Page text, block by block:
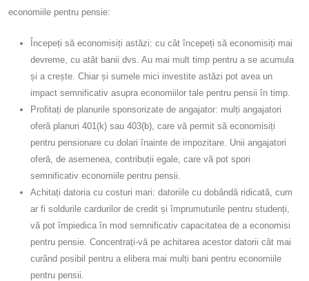
economiile pentru pensie:
Începeți să economisiți astăzi: cu cât începeți să economisiți mai
devreme, cu atât banii dvs. Au mai mult timp pentru a se acumula
și a crește. Chiar și sumele mici investite astăzi pot avea un
impact semnificativ asupra economiilor tale pentru pensii în timp.
Profitați de planurile sponsorizate de angajator: mulți angajatori
oferă planuri 401(k) sau 403(b), care vă permit să economisiți
pentru pensionare cu dolari înainte de impozitare. Unii angajatori
oferă, de asemenea, contribuții egale, care vă pot spori
semnificativ economiile pentru pensii.
Achitați datoria cu costuri mari: datoriile cu dobândă ridicată, cum
ar fi soldurile cardurilor de credit și împrumuturile pentru studenți,
vă pot împiedica în mod semnificativ capacitatea de a economisi
pentru pensie. Concentrați-vă pe achitarea acestor datorii cât mai
curând posibil pentru a elibera mai mulți bani pentru economiile
pentru pensii.